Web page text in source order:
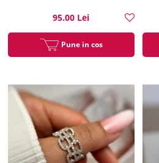
95.00 Lei
Pune in cos